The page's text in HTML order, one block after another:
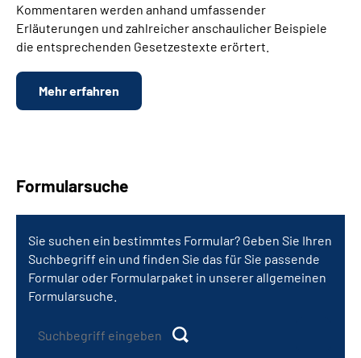
Kommentaren werden anhand umfassender
Erläuterungen und zahlreicher anschaulicher Beispiele
die entsprechenden Gesetzestexte erörtert.
Mehr erfahren
Formularsuche
Sie suchen ein bestimmtes Formular? Geben Sie Ihren
Suchbegriff ein und finden Sie das für Sie passende
Formular oder Formularpaket in unserer allgemeinen
Formularsuche.